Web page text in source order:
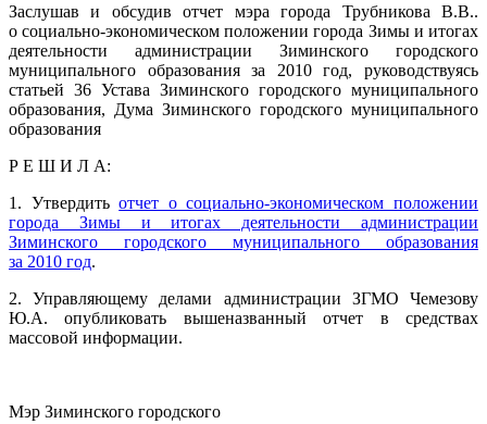
Заслушав и обсудив отчет мэра города Трубникова В.В..
о социально-экономическом положении города Зимы и итогах
деятельности администрации Зиминского городского
муниципального образования за 2010 год, руководствуясь
статьей 36 Устава Зиминского городского муниципального
образования, Дума Зиминского городского муниципального
образования
Р Е Ш И Л А:
1. Утвердитьотчет о социально-экономическом положении
города Зимы и итогах деятельности администрации
Зиминского городского муниципального образования
за 2010 год.
2. Управляющему делами администрации ЗГМО Чемезову
Ю.А. опубликовать вышеназванный отчет в средствах
массовой информации.
Мэр Зиминского городского